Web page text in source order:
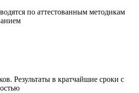
по аттестованным методикам
Результаты в кратчайшие сроки с